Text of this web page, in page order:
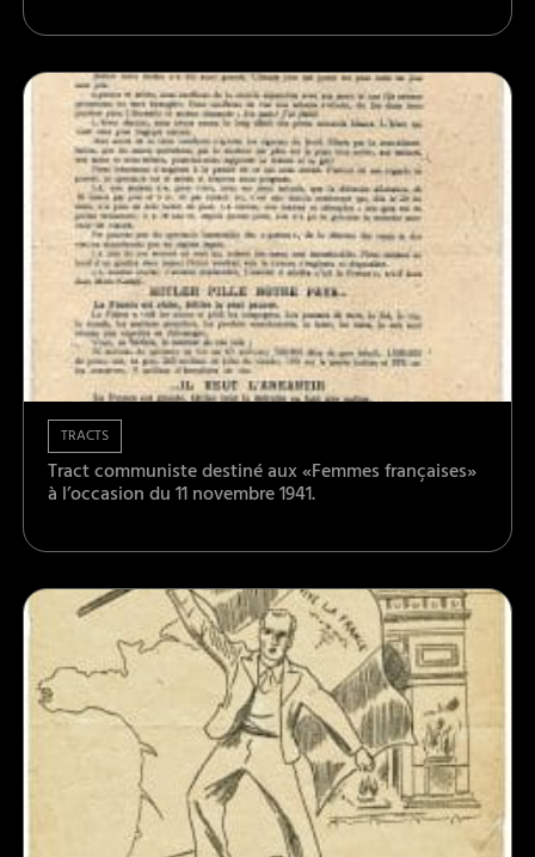
TRACTS
Tract communiste destiné aux «Femmes françaises»
à l’occasion du 11 novembre 1941.